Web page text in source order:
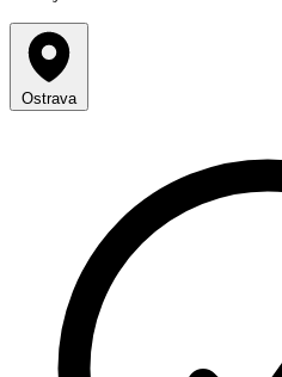
Ostrava